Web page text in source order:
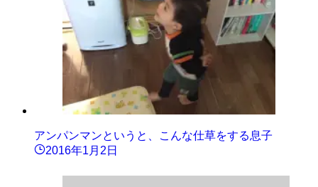
アンパンマンというと、こんな仕草をする息子
2016年1月2日